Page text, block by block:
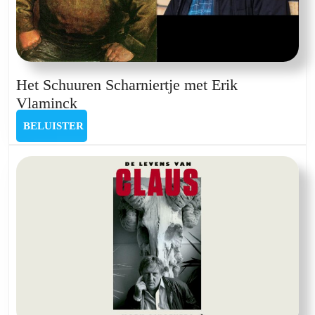
Het Schuuren Scharniertje met Erik
VlaminckHet
Schuuren
Scharniertje
met
Vlaminck
BELUISTER